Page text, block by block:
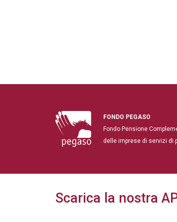
FONDO PEGASO
Fondo Pensione
delle imprese di servizi di
Scarica la nostra